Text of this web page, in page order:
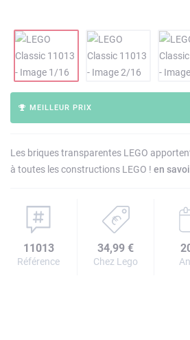
MEILLEUR PRIX
Les briques transparentes LEGO
à toutes les constructions LEGO ! en
11013
Référence
34,99 €
Chez Lego